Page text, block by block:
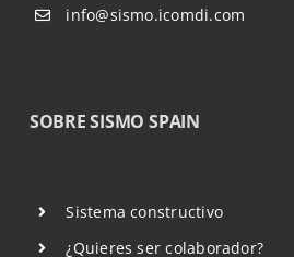
SOBRE SISMO SPAIN
Sistema constructivo
¿Quieres ser colaborador?
info@sismo.icomdi.com